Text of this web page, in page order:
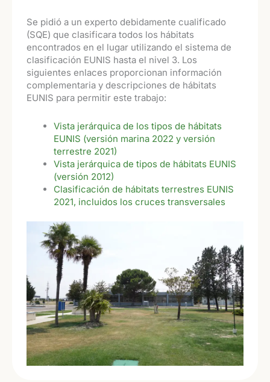
Se pidió a un experto debidamente cualificado
(SQE) que clasificara todos los hábitats
encontrados en el lugar utilizando el sistema de
clasificación EUNIS hasta el nivel 3. Los
siguientes enlaces proporcionan información
complementaria y descripciones de hábitats
EUNIS para permitir este trabajo:
Vista jerárquica de los tipos de hábitats
EUNIS (versión marina 2022 y versión
terrestre 2021)
Vista jerárquica de tipos de hábitats EUNIS
(versión 2012)
Clasificación de hábitats terrestres EUNIS
2021, incluidos los cruces transversales